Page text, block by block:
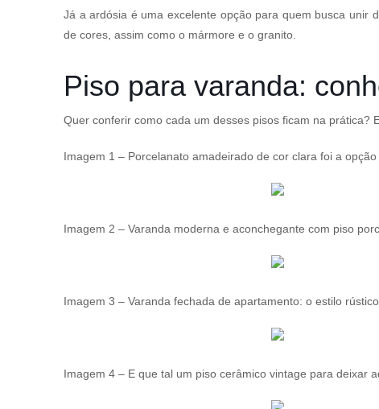
Já a ardósia é uma excelente opção para quem busca unir
de cores, assim como o mármore e o granito.
Piso para varanda:
Quer conferir como cada um desses pisos ficam na
Imagem 1 – Porcelanato amadeirado de cor clara foi a
Imagem 2 – Varanda moderna e aconchegante com piso
Imagem 3 – Varanda fechada de apartamento: o estilo
Imagem 4 – E que tal um piso cerâmico vintage para deixar